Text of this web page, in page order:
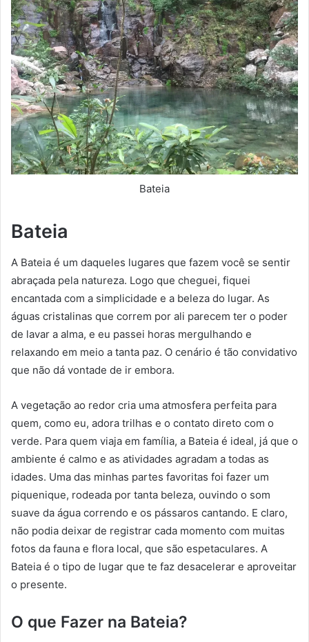
Bateia
Bateia
A Bateia é um daqueles lugares que fazem você se sentir
abraçada pela natureza. Logo que cheguei, fiquei
encantada com a simplicidade e a beleza do lugar. As
águas cristalinas que correm por ali parecem ter o poder
de lavar a alma, e eu passei horas mergulhando e
relaxando em meio a tanta paz. O cenário é tão convidativo
que não dá vontade de ir embora.
A vegetação ao redor cria uma atmosfera perfeita para
quem, como eu, adora trilhas e o contato direto com o
verde. Para quem viaja em família, a Bateia é ideal, já que o
ambiente é calmo e as atividades agradam a todas as
idades. Uma das minhas partes favoritas foi fazer um
piquenique, rodeada por tanta beleza, ouvindo o som
suave da água correndo e os pássaros cantando. E claro,
não podia deixar de registrar cada momento com muitas
fotos da fauna e flora local, que são espetaculares. A
Bateia é o tipo de lugar que te faz desacelerar e aproveitar
o presente.
O que Fazer na Bateia?